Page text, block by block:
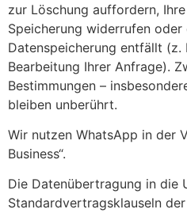
zur Löschung auffordern,
Speicherung widerrufen
Datenspeicherung entfällt (z.
Bearbeitung Ihrer Anfrage).
Bestimmungen –
bleiben unberührt.
Wir nutzen WhatsApp in der
Business“.
Die Datenübertragung in die
Standardvertragsklauseln